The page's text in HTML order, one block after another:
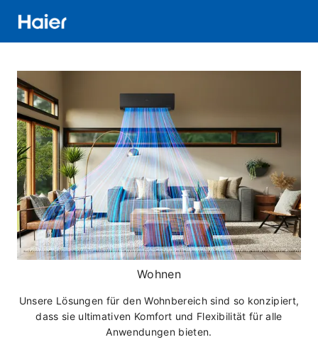
zum
Inhalt
Banner
Menu
Wohnen
Unsere Lösungen für den Wohnbereich sind so konzipiert,
dass sie ultimativen Komfort und Flexibilität für alle
Anwendungen bieten.